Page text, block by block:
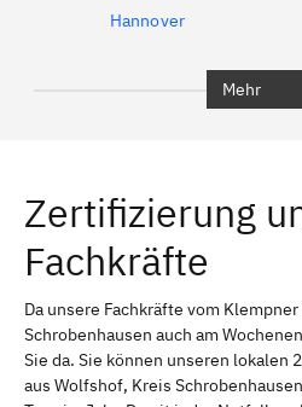
Hannover
Erlangen
Bayreuth
Schweinfurt
Freising
Mehr
Zertifizierung
Fachkräfte
Da unsere Fachkräfte vom
Schrobenhausen auch am
Sie da. Sie können unseren lokalen
aus Wolfshof, Kreis